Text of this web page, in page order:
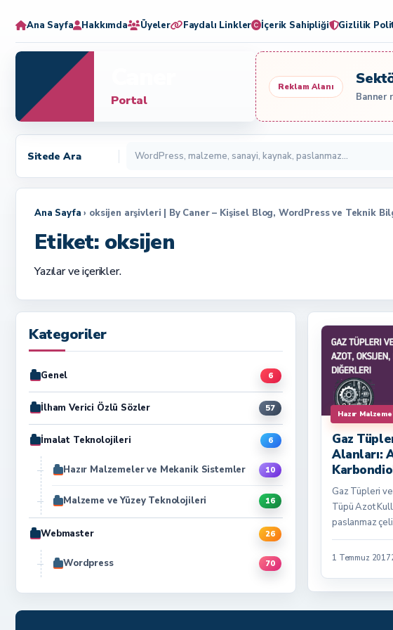
Ana Sayfa Hakkımda Üyeler Faydalı Linkler İçerik Sahipliği Gizlilik
Portal
Reklam Alanı
Banner
Sitede Ara
Ana Sayfa › oksijen arşivleri | By Caner – Kişisel Blog, WordPress ve Teknik
Etiket: oksijen
Yazılar ve içerikler.
Kategoriler
Genel 6
İlham Verici Özlü Sözler 57
İmalat Teknolojileri 6
Hazır Malzemeler ve Mekanik Sistemler 10
Malzeme ve Yüzey Teknolojileri 16
Webmaster 26
Wordpress 70
Hazır
Gaz
Alanları:
Gaz Tüpleri
Tüpü Azot
paslanmaz
1 Temmuz 2017